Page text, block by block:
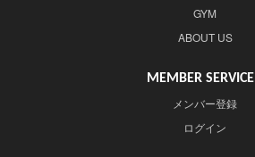
GYM
ABOUT US
MEMBER SERVICE
メンバー登録
ログイン